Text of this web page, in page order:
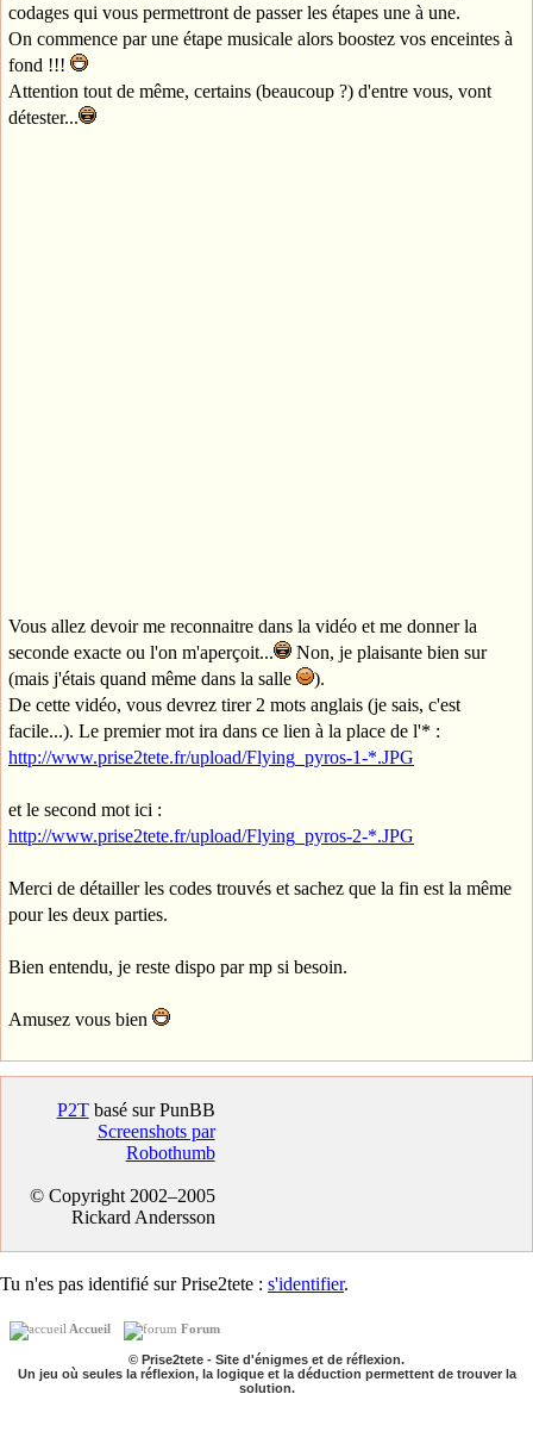
codages qui vous permettront de passer les étapes une à une.
On commence par une étape musicale alors boostez vos enceintes à
fond !!!
Attention tout de même, certains (beaucoup ?) d'entre vous, vont
détester...
Vous allez devoir me reconnaitre dans la vidéo et me donner la
seconde exacte ou l'on m'aperçoit...
Non, je plaisante bien sur
(mais j'étais quand même dans la salle
).
De cette vidéo, vous devrez tirer 2 mots anglais (je sais, c'est
facile...). Le premier mot ira dans ce lien à la place de l'* :
http://www.prise2tete.fr/upload/Flying_pyros-1-*.JPG
et le second mot ici :
http://www.prise2tete.fr/upload/Flying_pyros-2-*.JPG
Merci de détailler les codes trouvés et sachez que la fin est la même
pour les deux parties.
Bien entendu, je reste dispo par mp si besoin.
Amusez vous bien
P2Tbasé sur PunBB
Screenshots par
Robothumb
© Copyright 2002–2005
Rickard Andersson
Tu n'es pas identifié sur Prise2tete : s'identifier.
Accueil Forum
© Prise2tete - Site d'énigmes et de réflexion.
Un jeu où seules la réflexion, la logique et la déduction permettent de trouver la
solution.